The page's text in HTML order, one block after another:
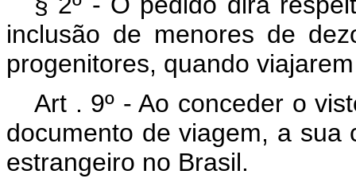
inclusão de menores de
progenitores, quando
Art . 9º - Ao conceder o
documento de viagem, a sua
estrangeiro no Brasil.